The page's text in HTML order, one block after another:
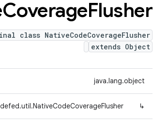
CoverageFlusher
class NativeCodeCoverageFlusher
extends Object
java.lang.object
↳